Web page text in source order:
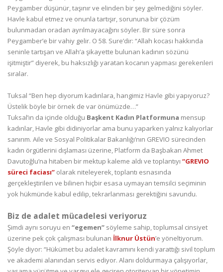
Peygamber düşünür, taşınır ve elinden bir şey gelmediğini söyler.
Havle kabul etmez ve onunla tartışır, sorununa bir çözüm
bulunmadan oradan ayrılmayacağını söyler. Bir süre sonra
Peygamber’e bir vahiy gelir. O 58. Sure’dir: “Allah kocası hakkında
seninle tartışan ve Allah’a şikayette bulunan kadının sözünü
işitmiştir” diyerek, bu haksızlığı yaratan kocanın yapması gerekenleri
sıralar.
Tuksal “Ben hep diyorum kadınlara, hangimiz Havle gibi yapıyoruz?
Üstelik böyle bir örnek de var önümüzde…”
Tuksal’ın da içinde olduğu Başkent Kadın Platformuna mensup
kadınlar, Havle gibi didiniyorlar ama bunu yaparken yalnız kalıyorlar
sanırım. Aile ve Sosyal Politikalar Bakanlığı’nın GREVIO sürecinden
kadın örgütlerini dışlaması üzerine, Platform da Başbakan Ahmet
Davutoğlu’na hitaben bir mektup kaleme aldı ve toplantıyı “GREVIO
süreci faciası” olarak niteleyerek, toplantı esnasında
gerçekleştirilen ve bilinen hiçbir esasa uymayan temsilci seçiminin
yok hükmünde kabul edilip, tekrarlanması gerektiğini savundu.
Biz de adalet mücadelesi veriyoruz
Şimdi aynı soruyu en “egemen” söyleme sahip, toplumsal cinsiyet
üzerine pek çok çalışması bulunan İlknur Üstün’e yöneltiyorum.
Şöyle diyor: “Hükümet bu adalet kavramını kendi yarattığı sivil toplum
ve akademi alanından servis ediyor. Alanı doldurmaya çalışıyorlar,